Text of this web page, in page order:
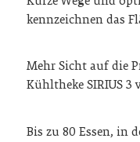
kennzeichnen das
Mehr Sicht auf die
Kühltheke SIRIUS
Bis zu 80 Essen, in